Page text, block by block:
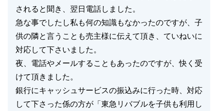
されると聞き、翌日電話しました。
急な事でしたし私も何の知識もなかったのですが、子
供の隣と言うことも売主様に伝えて頂き、ていねいに
対応して下さいました。
夜、電話やメールすることもあったのですが、快く受
けて頂きました。
銀行にキャッシュサービスの振込みに行った時、対応
して下さった係の方が「東急リバブルを子供も利用し